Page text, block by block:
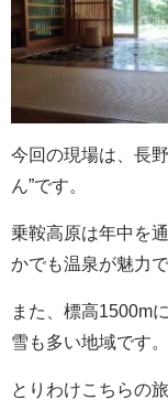
今回の現場は、長
ん”です。
乗鞍高原は年中を
かでも温泉が魅力で
また、標高1500m
雪も多い地域です。
とりわけこちらの